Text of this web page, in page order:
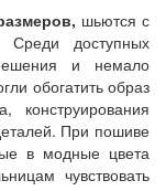
шьются с
Среди доступных
и немало
обогатить образ
При пошиве
в модные цвета
чувствовать